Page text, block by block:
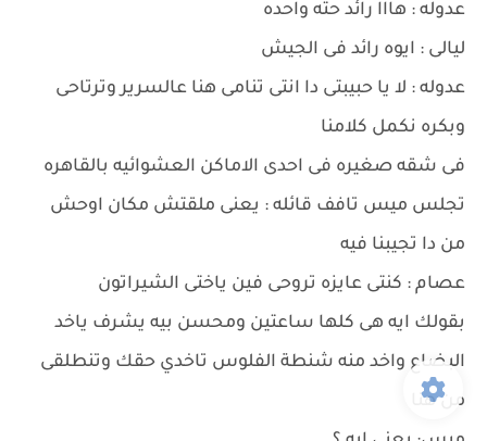
عدوله : هااا رائد حته واحده
ليالى : ايوه رائد فى الجيش
عدوله : لا يا حبيبتى دا انتى تنامى هنا عالسرير وترتاحى
وبكره نكمل كلامنا
فى شقه صغيره فى احدى الاماكن العشوائيه بالقاهره
تجلس ميس تافف قائله : يعنى ملقتش مكان اوحش
من دا تجيبنا فيه
عصام : كنتى عايزه تروحى فين ياختى الشيراتون
بقولك ايه هى كلها ساعتين ومحسن بيه يشرف ياخد
البضاع واخد منه شنطة الفلوس تاخدي حقك وتنطلقى
من هنا